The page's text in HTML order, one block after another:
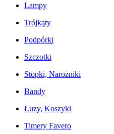
Lampy
Trójkąty
Podpórki
Szczotki
Stopki, Narożniki
Bandy
Łuzy, Koszyki
Timery Favero